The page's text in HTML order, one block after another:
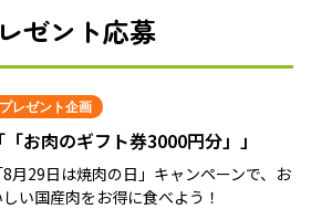
ゼント応募
プレゼント企画
「「お肉のギフト券3000円分」」
8月29日は焼肉の日」キャンペーンで、お
しい国産肉をお得に食べよう！